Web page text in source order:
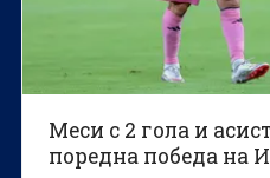
Меси с 2 гола и
поредна победа на